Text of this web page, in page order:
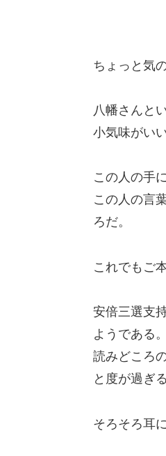
ちょっと気
八幡さんと
小気味がい
この人の手
この人の言
ろだ。
これでもご
安倍三選支
ようである。
読みどころ
と度が過ぎる
そろそろ耳